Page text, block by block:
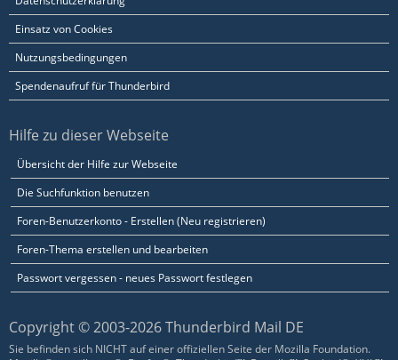
Einsatz von Cookies
Nutzungsbedingungen
Spendenaufruf für Thunderbird
Hilfe zu dieser Webseite
Übersicht der Hilfe zur Webseite
Die Suchfunktion benutzen
Foren-Benutzerkonto - Erstellen (Neu registrieren)
Foren-Thema erstellen und bearbeiten
Passwort vergessen - neues Passwort festlegen
Copyright © 2003-2026 Thunderbird Mail DE
Sie befinden sich NICHT auf einer offiziellen Seite der Mozilla Foundation.